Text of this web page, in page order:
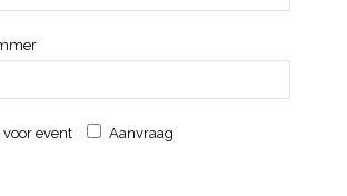
event Aanvraag